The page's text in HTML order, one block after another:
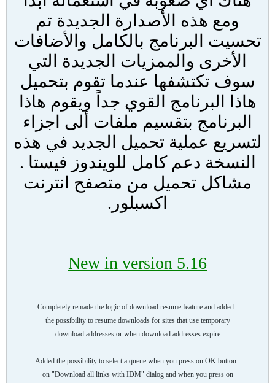
ومع هذه الأصدارة الجديدة تم
تحسيت البرنامج بالكامل والأضافات
الأخرى والممزيات الجديدة التي
سوف تكتشفها عندما تقوم بتحميل
هاذا البرنامج القوي جداً ويقوم هاذا
البرنامج بتقسيم ملفات ألى اجزاء
لتسريع عملية تحميل الجديد في هذه
النسخة دعم كامل للويندوز فيستا .
مشاكل تحميل من متصفح انترنت
اكسبلور.
New in version 5.16
- Completely remade the logic of download resume feature and added
the possibility to resume downloads for sites that use temporary
download addresses or when download addresses expire
- Added the possibility to select a queue when you press on OK button
on "Download all links with IDM" dialog and when you press on